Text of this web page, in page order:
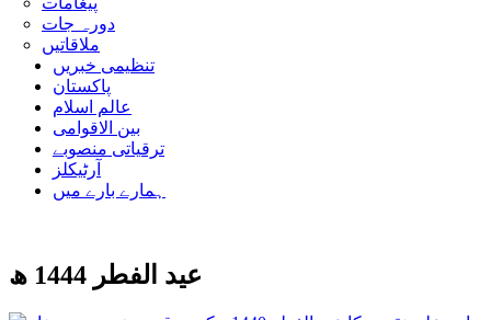
دورہ جات
ملاقاتیں
تنظیمی خبریں
پاکستان
عالم اسلام
بین الاقوامی
ترقیاتی منصوبے
آرٹیکلز
ہمارے بارے میں
عید الفطر 1444 ھ